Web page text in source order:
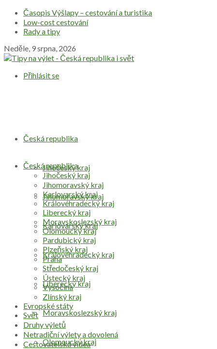
Časopis Výšlapy – cestování a turistika
Low-cost cestování
Rady a tipy
Neděle, 9 srpna, 2026
Přihlásit se
Česká republika
Jihočeský kraj
Jihomoravský kraj
Karlovarský kraj
Královéhradecký kraj
Liberecký kraj
Moravskoslezský kraj
Olomoucký kraj
Česká republika
Jihočeský kraj
Jihomoravský kraj
Karlovarský kraj
Královéhradecký kraj
Liberecký kraj
Moravskoslezský kraj
Olomoucký kraj
Pardubický kraj
Plzeňský kraj
Praha
Středočeský kraj
Ústecký kraj
Vysočina
Zlínský kraj
Evropské státy
Svět
Druhy výletů
Netradiční výlety a dovolená
Cestovatelská videa